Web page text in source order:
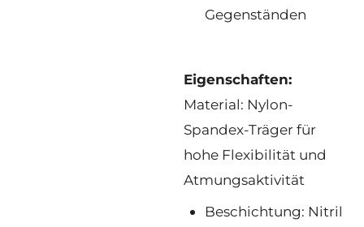
Gegenständen
Eigenschaften:
Material: Nylon-
Spandex-Träger für
hohe Flexibilität und
Atmungsaktivität
Beschichtung: Nitril